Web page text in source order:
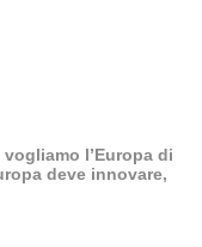
l’Europa di
deve innovare,